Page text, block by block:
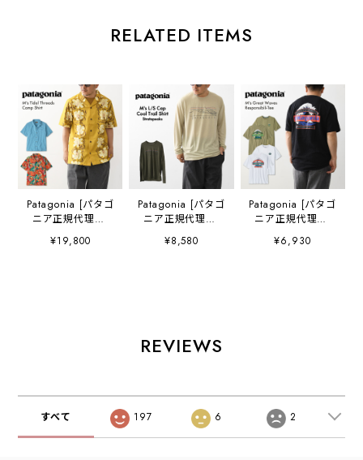
RELATED ITEMS
Patagonia [パタゴ
ニア正規代理店]
M's Tidal
Threads Camp
¥19,800
Patagonia [パタゴ
ニア正規代理店]
M's L/S Cap Cool
Trail Shirt -
シャツ（ストラタ
ピークス）・長
¥8,580
Patagonia [パタゴ
ニア正規代理店]
M's Great Waves
Responsibili-Tee
¥6,930
REVIEWS
すべて 197 6 2